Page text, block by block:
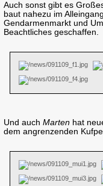
Auch sonst gibt es
baut nahezu im
Gendarmenmarkt und
Beachtliches geschaffen.
Und auch Marten hat
dem angrenzenden